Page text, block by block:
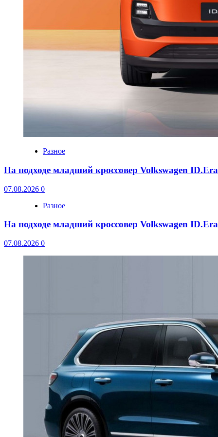
Разное
На подходе младший кроссовер Volkswagen
07.08.2026 0
Разное
На подходе младший кроссовер Volkswagen
07.08.2026 0